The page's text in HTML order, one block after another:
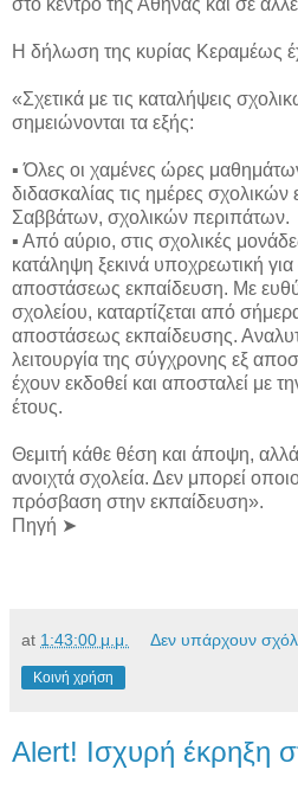
στο κέντρο της Αθήνας και σε
Η δήλωση της κυρίας Κεραμέως
«Σχετικά με τις καταλήψεις
σημειώνονται τα εξής:
▪ Όλες οι χαμένες ώρες
διδασκαλίας τις ημέρες
Σαββάτων, σχολικών περιπάτων.
▪ Από αύριο, στις σχολικές
κατάληψη ξεκινά υποχρεωτική
αποστάσεως εκπαίδευση. Με
σχολείου, καταρτίζεται από
αποστάσεως εκπαίδευσης.
λειτουργία της σύγχρονης εξ
έχουν εκδοθεί και αποσταλεί με
έτους.
Θεμιτή κάθε θέση και άποψη, αλλά
ανοιχτά σχολεία. Δεν μπορεί
πρόσβαση στην εκπαίδευση».
Πηγή ➤
at 1:43:00 μ.μ. Δεν υπάρχουν
Κοινή χρήση
Alert! Ισχυρή έκρηξη